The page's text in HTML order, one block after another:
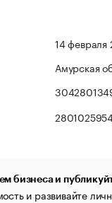
14 февраля
Амурская
бизнеса и
и развивайте